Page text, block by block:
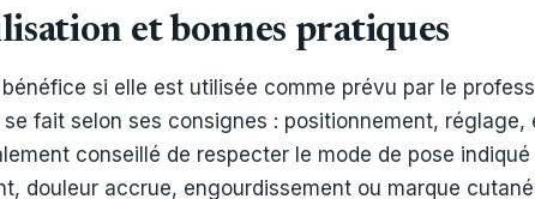
et bonnes pratiques
si elle est utilisée comme prévu par le
fait selon ses consignes : positionnement, réglage,
conseillé de respecter le mode de pose
douleur accrue, engourdissement ou marque